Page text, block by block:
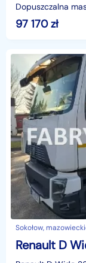
Dopuszczalna
Podwozie 3
97 170zł
Sokołow,
Renault D